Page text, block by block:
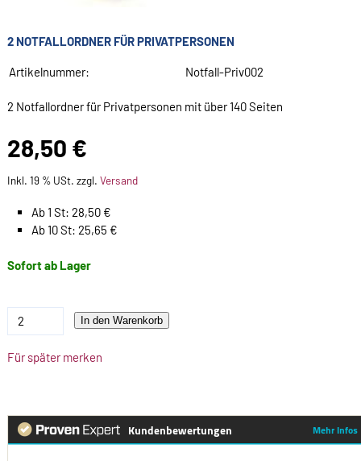
2 NOTFALLORDNER FÜR PRIVATPERSONEN
Artikelnummer: Notfall-Priv002
2 Notfallordner für Privatpersonen mit über 140 Seiten
28,50 €
Inkl. 19 % USt. zzgl. Versand
Ab 1 St: 28,50 €
Ab 10 St: 25,65 €
Sofort ab Lager
In den Warenkorb
Für später merken